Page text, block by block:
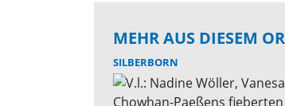
MEHR AUS DIESEM
SILBERBORN